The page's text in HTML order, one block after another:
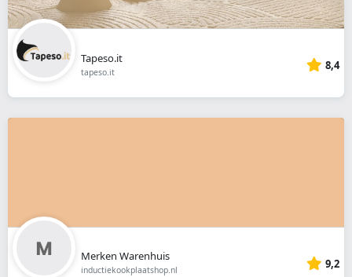
Tapeso.it
tapeso.it 8,4
Merken Warenhuis
inductiekookplaatshop.nl 9,2